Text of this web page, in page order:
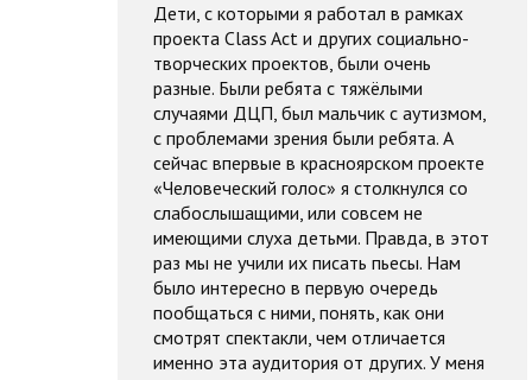
Дети, с которыми я работал в рамках
проекта Class Aсt и других социально-
творческих проектов, были очень
разные. Были ребята с тяжёлыми
случаями ДЦП, был мальчик с аутизмом,
с проблемами зрения были ребята. А
сейчас впервые в красноярском проекте
«Человеческий голос» я столкнулся со
слабослышащими, или совсем не
имеющими слуха детьми. Правда, в этот
раз мы не учили их писать пьесы. Нам
было интересно в первую очередь
пообщаться с ними, понять, как они
смотрят спектакли, чем отличается
именно эта аудитория от других. У меня